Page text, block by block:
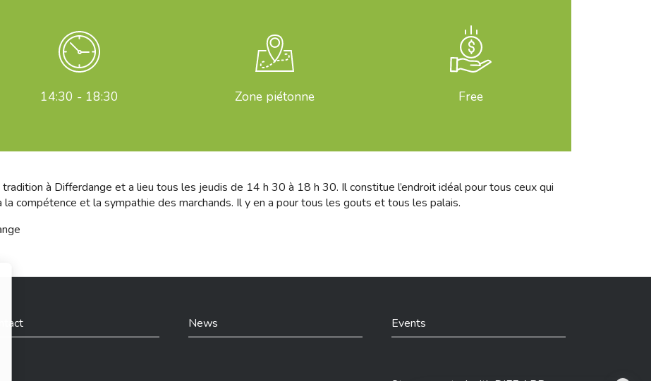
14:30 - 18:30 Zone piétonne Free
à Differdange et a lieu tous les jeudis de 14 h 30 à 18 h 30. Il constitue l’endroit idéal pour tous ceux qui
compétence et la sympathie des marchands. Il y en a pour tous les gouts et tous les palais.
News Events